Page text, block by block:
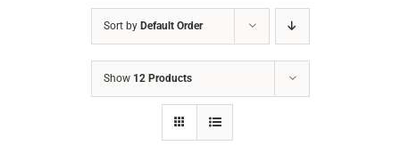
Sort by Default Order
Show 12 Products